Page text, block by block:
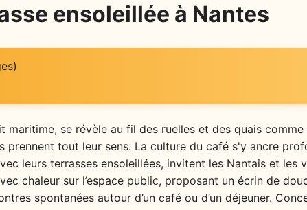
ensoleillée à Nantes
maritime, se révèle au fil des ruelles et des quais
prennent tout leur sens. La culture du café s'y ancre
leurs terrasses ensoleillées, invitent les Nantais et les
chaleur sur l’espace public, proposant un écrin de
spontanées autour d’un café ou d’un déjeuner.